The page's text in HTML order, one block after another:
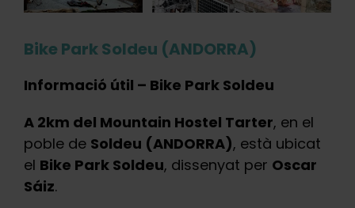
Bike Park Soldeu (ANDORRA)
Informació útil – Bike Park Soldeu
A 2km del Mountain Hostel Tarter, en el
poble de Soldeu (ANDORRA), està ubicat
el Bike Park Soldeu, dissenyat per Oscar
Sáiz.